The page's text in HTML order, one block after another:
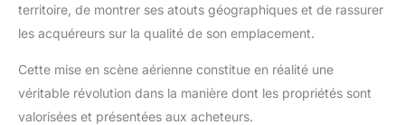
territoire, de montrer ses atouts géographiques et de rassurer
les acquéreurs sur la qualité de son emplacement.
Cette mise en scène aérienne constitue en réalité une
véritable révolution dans la manière dont les propriétés sont
valorisées et présentées aux acheteurs.